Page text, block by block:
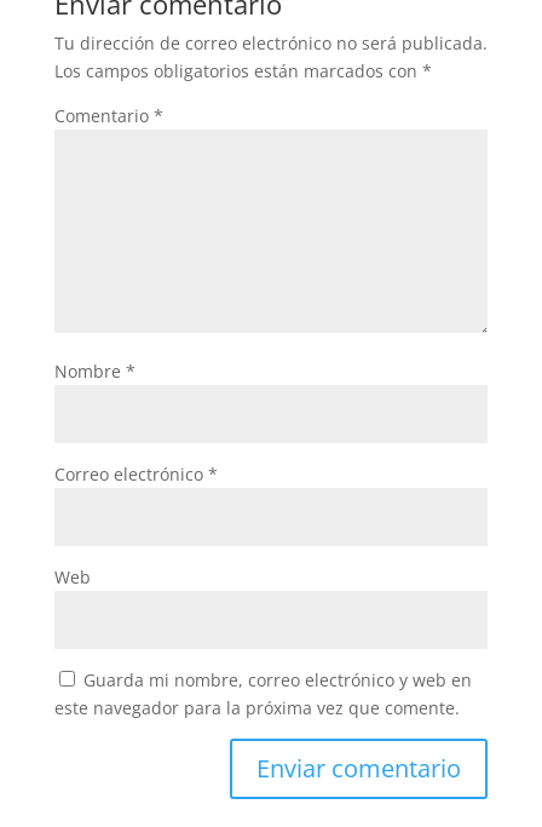
Tu dirección de correo electrónico no será publicada.
Los campos obligatorios están marcados con *
Comentario *
Nombre *
Correo electrónico *
Web
Guarda mi nombre, correo electrónico y web en
este navegador para la próxima vez que comente.